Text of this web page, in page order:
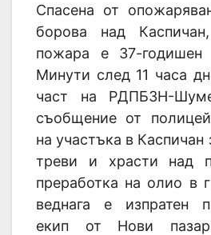
Спасена от
борова над
пожара е 37-годишен
Минути след 11 часа
част на РДПБЗН-
съобщение от
на участъка в
треви и храсти над
преработка на олио в
веднага е изпратен
екип от Нови